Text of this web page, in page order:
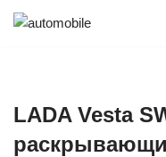
LADA Vesta